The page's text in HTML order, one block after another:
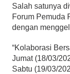
Salah satunya
Forum Pemuda
dengan
“Kolaborasi
Jumat (18/03/
Sabtu (19/03/